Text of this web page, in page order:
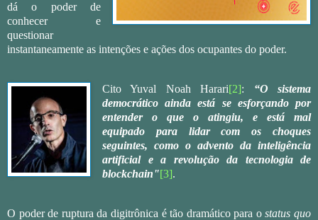
dá o poder de
conhecer e
questionar
instantaneamente as intenções e ações dos ocupantes do poder.
Cito Yuval Noah Harari[2]: “O sistema
democrático ainda está se esforçando por
entender o que o atingiu, e está mal
equipado para lidar com os choques
seguintes, como o advento da inteligência
artificial e a revolução da tecnologia de
blockchain"[3].
O poder de ruptura da digitrônica é tão dramático para ostatus quo